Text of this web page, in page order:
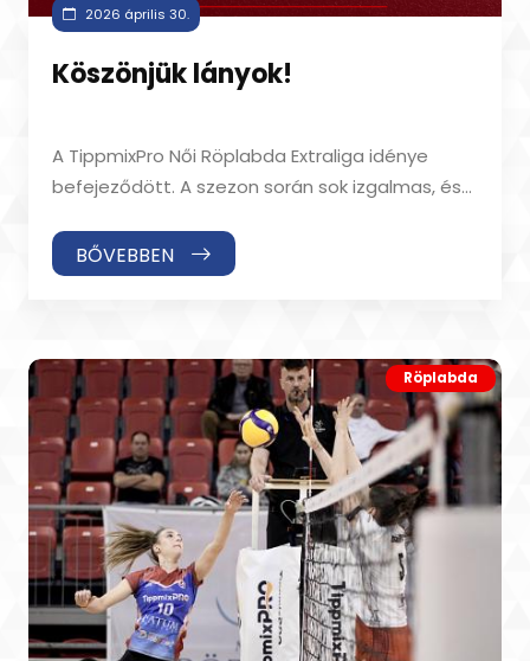
2026 április 30.
Köszönjük lányok!
A TippmixPro Női Röplabda Extraliga idénye
befejeződött. A szezon során sok izgalmas, és
BŐVEBBEN
Röplabda